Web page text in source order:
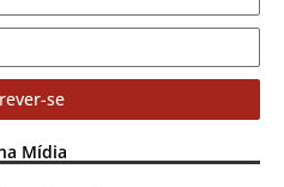
se
Mídia